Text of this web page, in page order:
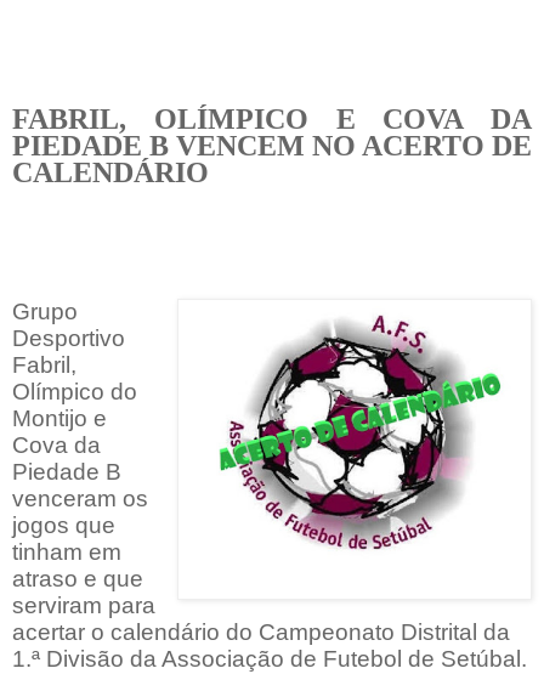
FABRIL, OLÍMPICO E COVA DA
PIEDADE B VENCEM NO ACERTO DE
CALENDÁRIO
Grupo
Desportivo
Fabril,
Olímpico do
Montijo e
Cova da
Piedade B
venceram os
jogos que
tinham em
atraso e que
serviram para
acertar o calendário do Campeonato Distrital da
1.ª Divisão da Associação de Futebol de Setúbal.